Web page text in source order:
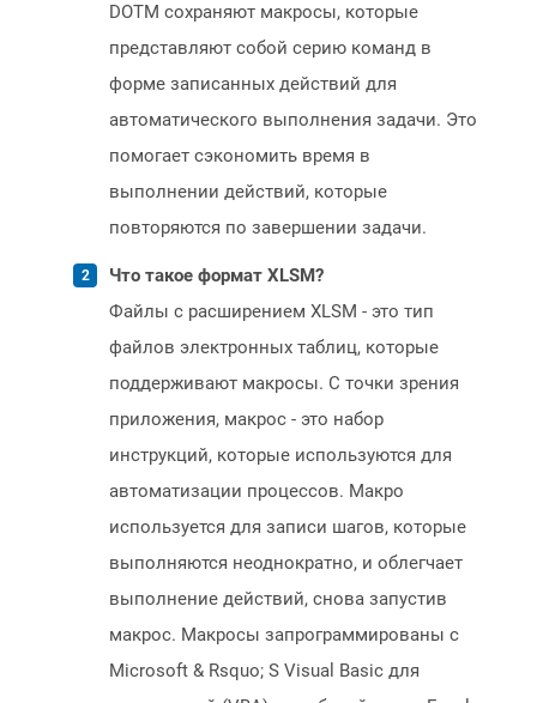
DOTM сохраняют макросы, которые
представляют собой серию команд в
форме записанных действий для
автоматического выполнения задачи. Это
помогает сэкономить время в
выполнении действий, которые
повторяются по завершении задачи.
Что такое формат XLSM?
Файлы с расширением XLSM - это тип
файлов электронных таблиц, которые
поддерживают макросы. С точки зрения
приложения, макрос - это набор
инструкций, которые используются для
автоматизации процессов. Макро
используется для записи шагов, которые
выполняются неоднократно, и облегчает
выполнение действий, снова запустив
макрос. Макросы запрограммированы с
Microsoft & Rsquo; S Visual Basic для